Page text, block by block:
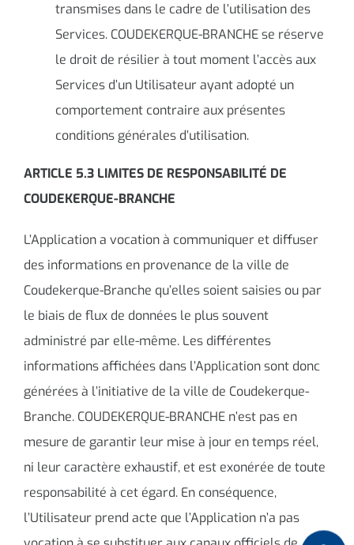
transmises dans le cadre de l’utilisation des
Services. COUDEKERQUE-BRANCHE se réserve
le droit de résilier à tout moment l’accès aux
Services d’un Utilisateur ayant adopté un
comportement contraire aux présentes
conditions générales d’utilisation.
ARTICLE 5.3 LIMITES DE RESPONSABILITÉ DE
COUDEKERQUE-BRANCHE
L’Application a vocation à communiquer et diffuser
des informations en provenance de la ville de
Coudekerque-Branche qu’elles soient saisies ou par
le biais de flux de données le plus souvent
administré par elle-même. Les différentes
informations affichées dans l’Application sont donc
générées à l’initiative de la ville de Coudekerque-
Branche. COUDEKERQUE-BRANCHE n’est pas en
mesure de garantir leur mise à jour en temps réel,
ni leur caractère exhaustif, et est exonérée de toute
responsabilité à cet égard. En conséquence,
l’Utilisateur prend acte que l’Application n’a pas